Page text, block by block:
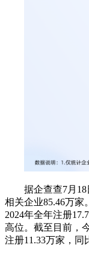
据企查查7月
相关企业85.46万家
2024年全年注册
高位。截至目前，
注册11.33万家，同